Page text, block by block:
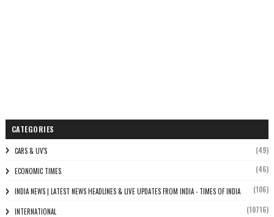
CATEGORIES
CARS & UV'S (49)
ECONOMIC TIMES (46)
INDIA NEWS | LATEST NEWS HEADLINES & LIVE UPDATES FROM INDIA - TIMES OF INDIA (106)
INTERNATIONAL (10716)